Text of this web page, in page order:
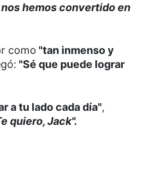
hemos convertido en
como "tan inmenso y
"Sé que puede lograr
a tu lado cada día",
quiero, Jack".